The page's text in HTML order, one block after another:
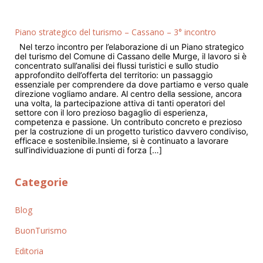
Piano strategico del turismo – Cassano – 3° incontro
Nel terzo incontro per l’elaborazione di un Piano strategico
del turismo del Comune di Cassano delle Murge, il lavoro si è
concentrato sull’analisi dei flussi turistici e sullo studio
approfondito dell’offerta del territorio: un passaggio
essenziale per comprendere da dove partiamo e verso quale
direzione vogliamo andare. Al centro della sessione, ancora
una volta, la partecipazione attiva di tanti operatori del
settore con il loro prezioso bagaglio di esperienza,
competenza e passione. Un contributo concreto e prezioso
per la costruzione di un progetto turistico davvero condiviso,
efficace e sostenibile.Insieme, si è continuato a lavorare
sull’individuazione di punti di forza […]
Categorie
Blog
BuonTurismo
Editoria